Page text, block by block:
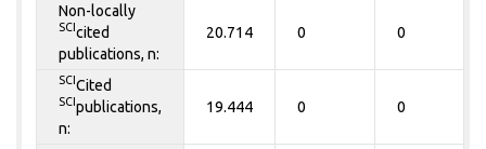
Non-locally
SCI cited
publications, n:
20.714 0 0
SCI Cited
SCI publications,
n:
19.444 0 0